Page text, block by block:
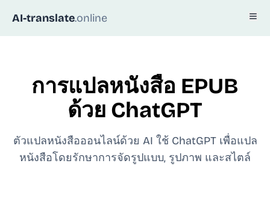
AI-translate.online
การแปลหนังสือ EPUB
ด้วย ChatGPT
ตัวแปลหนังสือออนไลน์ด้วย AI ใช้ ChatGPT เพื่อแปล
หนังสือโดยรักษาการจัดรูปแบบ, รูปภาพ และสไตล์